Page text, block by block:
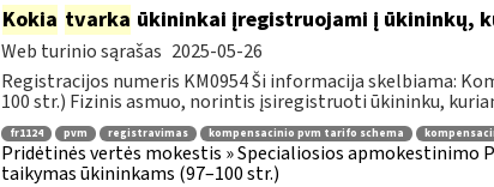
Kokia tvarka ūkininkai įregistruojami į ūkininkų,
Web turinio sąrašas 2025-05-26
Registracijos numeris KM0954 Ši informacija skelbiama:
100 str.) Fizinis asmuo, norintis įsiregistruoti ūkininku,
fr1124 pvm registravimas kompensacinio pvm tarifo schema
Pridėtinės vertės mokestis » Specialiosios apmokestinimo
taikymas ūkininkams (97–100 str.)